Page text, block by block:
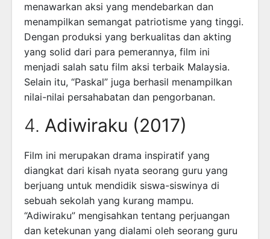
menawarkan aksi yang mendebarkan dan
menampilkan semangat patriotisme yang tinggi.
Dengan produksi yang berkualitas dan akting
yang solid dari para pemerannya, film ini
menjadi salah satu film aksi terbaik Malaysia.
Selain itu, “Paskal” juga berhasil menampilkan
nilai-nilai persahabatan dan pengorbanan.
4. Adiwiraku (2017)
Film ini merupakan drama inspiratif yang
diangkat dari kisah nyata seorang guru yang
berjuang untuk mendidik siswa-siswinya di
sebuah sekolah yang kurang mampu.
“Adiwiraku” mengisahkan tentang perjuangan
dan ketekunan yang dialami oleh seorang guru